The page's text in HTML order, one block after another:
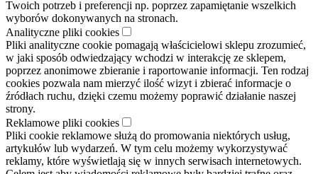
Twoich potrzeb i preferencji np. poprzez zapamiętanie wszelkich
wyborów dokonywanych na stronach.
Analityczne pliki cookies
Pliki analityczne cookie pomagają właścicielowi sklepu zrozumieć,
w jaki sposób odwiedzający wchodzi w interakcję ze sklepem,
poprzez anonimowe zbieranie i raportowanie informacji. Ten rodzaj
cookies pozwala nam mierzyć ilość wizyt i zbierać informacje o
źródłach ruchu, dzięki czemu możemy poprawić działanie naszej
strony.
Reklamowe pliki cookies
Pliki cookie reklamowe służą do promowania niektórych usług,
artykułów lub wydarzeń. W tym celu możemy wykorzystywać
reklamy, które wyświetlają się w innych serwisach internetowych.